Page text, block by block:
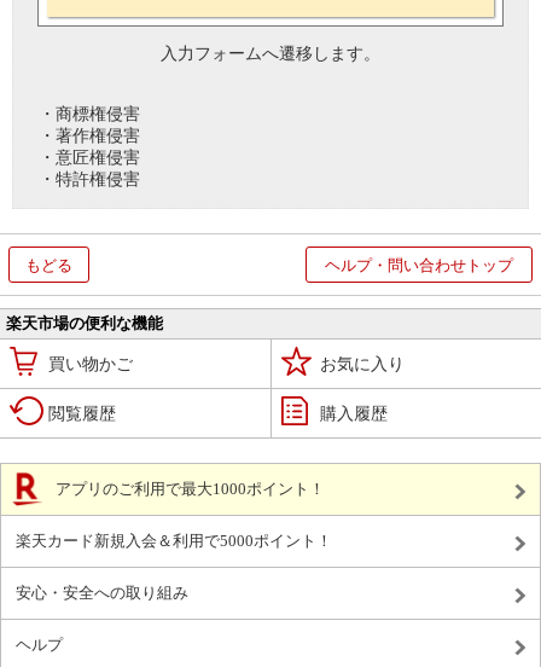
入力フォームへ遷移します。
・商標権侵害
・著作権侵害
・意匠権侵害
・特許権侵害
もどる ヘルプ・問い合わせトップ
楽天市場の便利な機能
買い物かご お気に入り
閲覧履歴 購入履歴
アプリのご利用で最大1000ポイント！
楽天カード新規入会＆利用で5000ポイント！
安心・安全への取り組み
ヘルプ